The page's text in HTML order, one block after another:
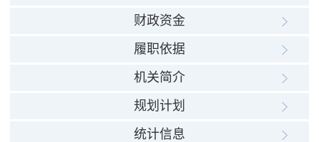
财政资金
履职依据
机关简介
规划计划
统计信息